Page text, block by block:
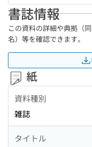
書誌情報
この資料の詳細や典拠（
名）等を確認できます。
紙
資料種別
雑誌
タイトル